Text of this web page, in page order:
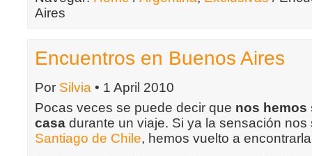
Aires
Encuentros en Buenos Aires
Por Silvia • 1 April 2010
Pocas veces se puede decir que nos hemos
casa durante un viaje. Si ya la sensación nos
Santiago de Chile, hemos vuelto a